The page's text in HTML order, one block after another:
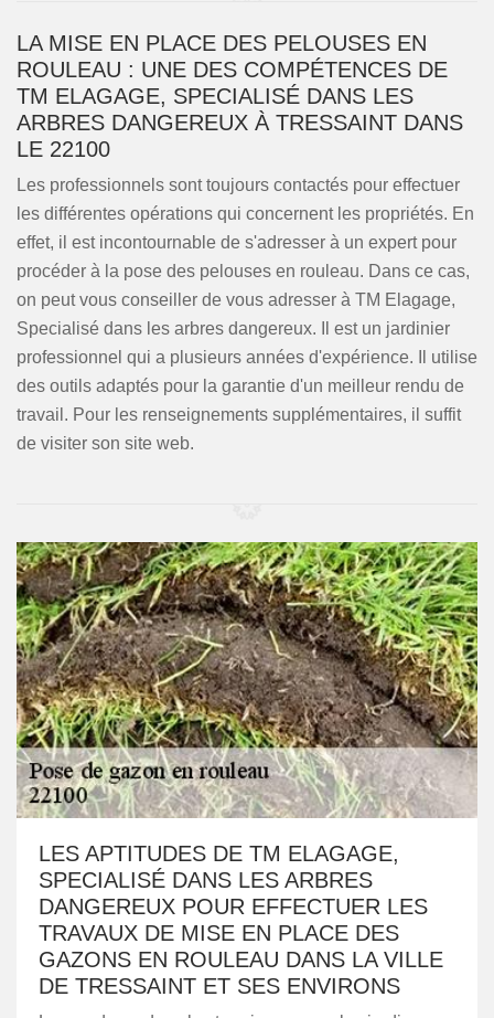
LA MISE EN PLACE DES PELOUSES EN
ROULEAU : UNE DES COMPÉTENCES DE
TM ELAGAGE, SPECIALISÉ DANS LES
ARBRES DANGEREUX À TRESSAINT DANS
LE 22100
Les professionnels sont toujours contactés pour effectuer
les différentes opérations qui concernent les propriétés. En
effet, il est incontournable de s'adresser à un expert pour
procéder à la pose des pelouses en rouleau. Dans ce cas,
on peut vous conseiller de vous adresser à TM Elagage,
Specialisé dans les arbres dangereux. Il est un jardinier
professionnel qui a plusieurs années d'expérience. Il utilise
des outils adaptés pour la garantie d'un meilleur rendu de
travail. Pour les renseignements supplémentaires, il suffit
de visiter son site web.
LES APTITUDES DE TM ELAGAGE,
SPECIALISÉ DANS LES ARBRES
DANGEREUX POUR EFFECTUER LES
TRAVAUX DE MISE EN PLACE DES
GAZONS EN ROULEAU DANS LA VILLE
DE TRESSAINT ET SES ENVIRONS